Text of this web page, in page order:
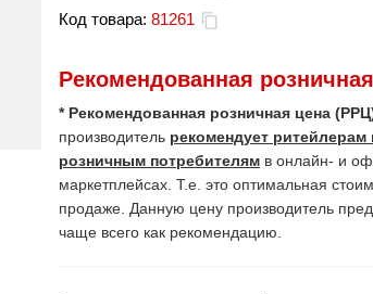
Код товара: 81261
Рекомендованная
* Рекомендованная розничная цена
производитель рекомендует
розничным потребителям в онлайн- и
маркетплейсах. Т.е. это оптимальная
продаже. Данную цену производитель
чаще всего как рекомендацию.